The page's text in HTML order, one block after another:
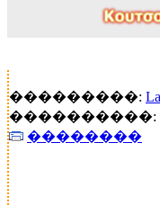
���������:
����������:
��������